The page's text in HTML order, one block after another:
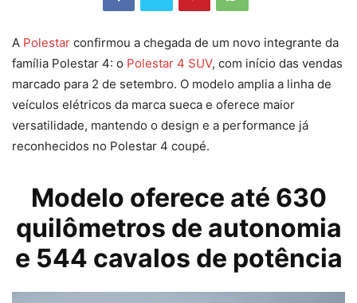
A Polestar confirmou a chegada de um novo integrante da
família Polestar 4: o Polestar 4 SUV, com início das vendas
marcado para 2 de setembro. O modelo amplia a linha de
veículos elétricos da marca sueca e oferece maior
versatilidade, mantendo o design e a performance já
reconhecidos no Polestar 4 coupé.
Modelo oferece até 630
quilômetros de autonomia
e 544 cavalos de potência